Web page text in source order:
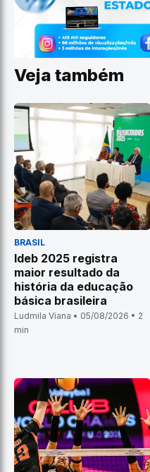
Veja também
BRASIL
Ideb 2025 registra
maior resultado da
história da educação
básica brasileira
Ludmila Viana • 05/08/2026 • 2
min